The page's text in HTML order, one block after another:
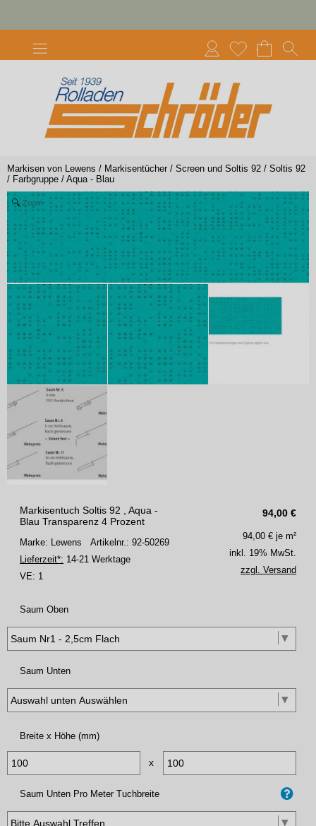
Markisen von Lewens / Markisentücher / Screen und Soltis 92 / Soltis 92
/ Farbgruppe / Aqua - Blau
Zoom
94,00 €
Markisentuch Soltis 92 , Aqua -
Blau Transparenz 4 Prozent
Marke: Lewens Artikelnr.: 92-50269
Lieferzeit*: 14-21 Werktage
VE: 1
94,00 € je m²
inkl. 19% MwSt.
zzgl. Versand
Saum Oben
Saum Unten
Breite x Höhe (mm)
x
Saum Unten Pro Meter Tuchbreite